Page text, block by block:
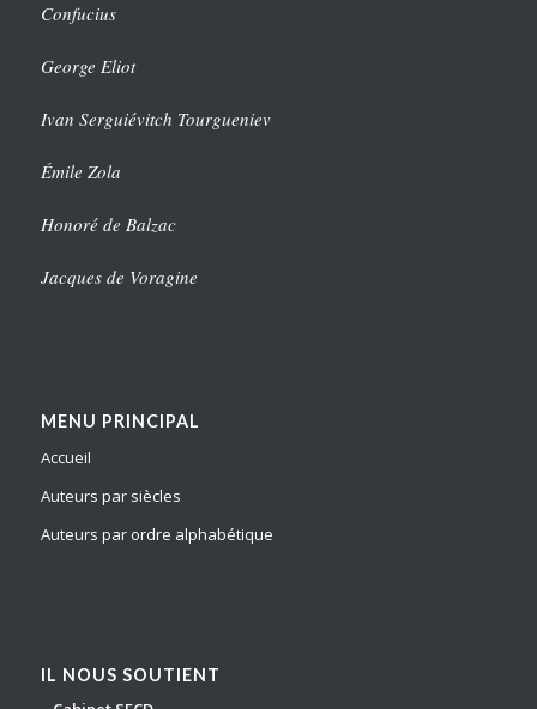
Confucius
George Eliot
Ivan Serguiévitch Tourgueniev
Émile Zola
Honoré de Balzac
Jacques de Voragine
MENU PRINCIPAL
Accueil
Auteurs par siècles
Auteurs par ordre alphabétique
IL NOUS SOUTIENT